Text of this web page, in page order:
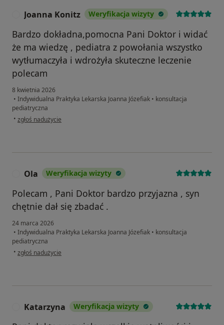
Joanna Konitz Weryfikacja wizyty
Bardzo dokładna,pomocna Pani Doktor i widać
że ma wiedzę , pediatra z powołania wszystko
wytłumaczyła i wdrożyła skuteczne leczenie
polecam
8 kwietnia 2026
• Indywidualna Praktyka Lekarska Joanna Józefiak • konsultacja
pediatryczna
• w opinii użytkownika Joanna Konitz
zgłoś nadużycie
Ola Weryfikacja wizyty
Polecam , Pani Doktor bardzo przyjazna , syn
chętnie dał się zbadać .
24 marca 2026
• Indywidualna Praktyka Lekarska Joanna Józefiak • konsultacja
pediatryczna
• w opinii użytkownika Ola
zgłoś nadużycie
Katarzyna Weryfikacja wizyty